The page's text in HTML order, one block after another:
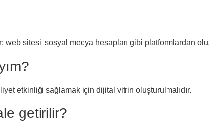
sitesi, sosyal medya hesapları gibi platformlardan
etkinliği sağlamak için dijital vitrin oluşturulmalıdır.
getirilir?